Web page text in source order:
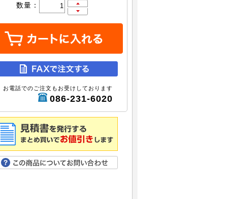
数量：
お電話でのご注文もお受けしております
086-231-6020